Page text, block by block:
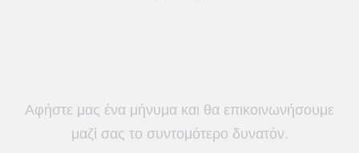
Αφήστε μας ένα μήνυμα και θα επικοινωνήσουμε
μαζί σας το συντομότερο δυνατόν.